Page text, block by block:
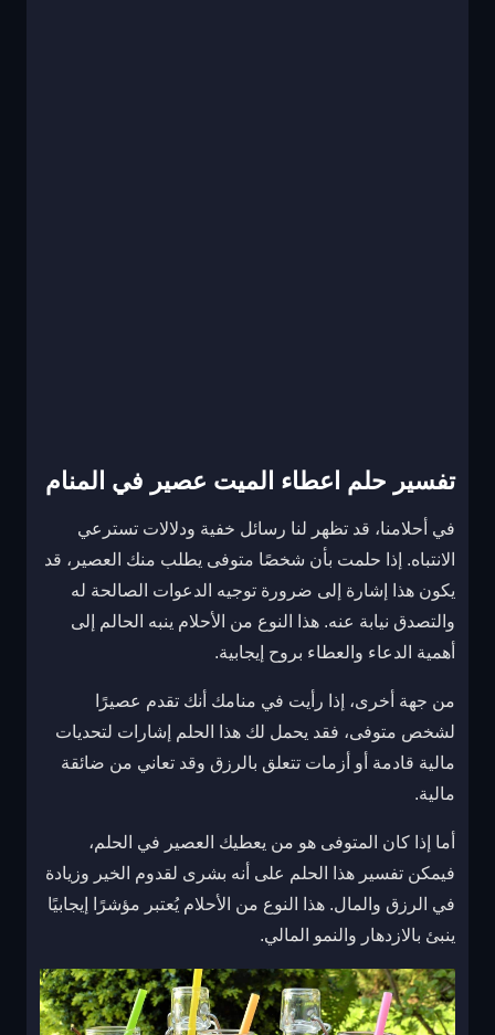
تفسير حلم اعطاء الميت عصير في المنام
في أحلامنا، قد تظهر لنا رسائل خفية ودلالات تسترعي
الانتباه. إذا حلمت بأن شخصًا متوفى يطلب منك العصير، قد
يكون هذا إشارة إلى ضرورة توجيه الدعوات الصالحة له
والتصدق نيابة عنه. هذا النوع من الأحلام ينبه الحالم إلى
أهمية الدعاء والعطاء بروح إيجابية.
من جهة أخرى، إذا رأيت في منامك أنك تقدم عصيرًا
لشخص متوفى، فقد يحمل لك هذا الحلم إشارات لتحديات
مالية قادمة أو أزمات تتعلق بالرزق وقد تعاني من ضائقة
مالية.
أما إذا كان المتوفى هو من يعطيك العصير في الحلم،
فيمكن تفسير هذا الحلم على أنه بشرى لقدوم الخير وزيادة
في الرزق والمال. هذا النوع من الأحلام يُعتبر مؤشرًا إيجابيًا
ينبئ بالازدهار والنمو المالي.